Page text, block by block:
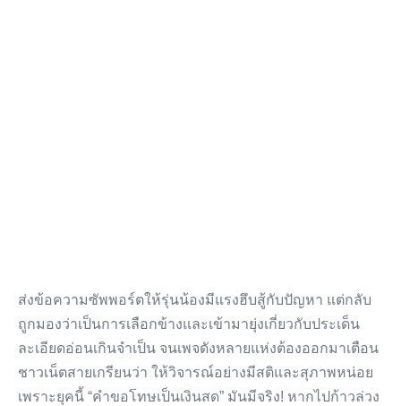
ส่งข้อความซัพพอร์ตให้รุ่นน้องมีแรงฮึบสู้กับปัญหา แต่กลับ
ถูกมองว่าเป็นการเลือกข้างและเข้ามายุ่งเกี่ยวกับประเด็น
ละเอียดอ่อนเกินจำเป็น จนเพจดังหลายแห่งต้องออกมาเตือน
ชาวเน็ตสายเกรียนว่า ให้วิจารณ์อย่างมีสติและสุภาพหน่อย
เพราะยุคนี้ “คำขอโทษเป็นเงินสด” มันมีจริง! หากไปก้าวล่วง